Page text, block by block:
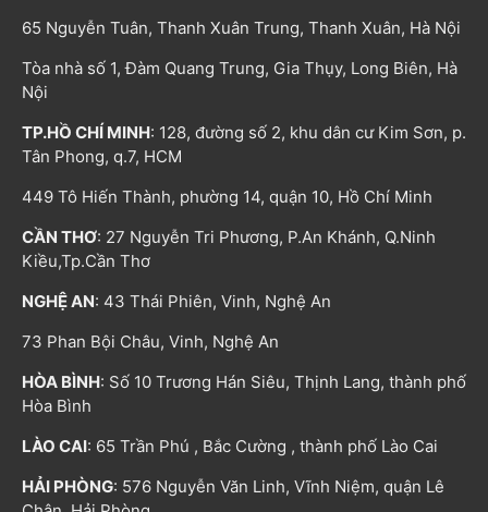
65 Nguyễn Tuân, Thanh Xuân Trung, Thanh Xuân, Hà Nội
Tòa nhà số 1, Đàm Quang Trung, Gia Thụy, Long Biên, Hà
Nội
TP.HỒ CHÍ MINH: 128, đường số 2, khu dân cư Kim Sơn, p.
Tân Phong, q.7, HCM
449 Tô Hiến Thành, phường 14, quận 10, Hồ Chí Minh
CẦN THƠ: 27 Nguyễn Tri Phương, P.An Khánh, Q.Ninh
Kiều,Tp.Cần Thơ
NGHỆ AN: 43 Thái Phiên, Vinh, Nghệ An
73 Phan Bội Châu, Vinh, Nghệ An
HÒA BÌNH: Số 10 Trương Hán Siêu, Thịnh Lang, thành phố
Hòa Bình
LÀO CAI: 65 Trần Phú , Bắc Cường , thành phố Lào Cai
HẢI PHÒNG: 576 Nguyễn Văn Linh, Vĩnh Niệm, quận Lê